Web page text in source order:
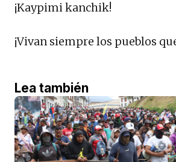
¡Kaypimi kanchik!
¡Vivan siempre los pueblos
Lea también